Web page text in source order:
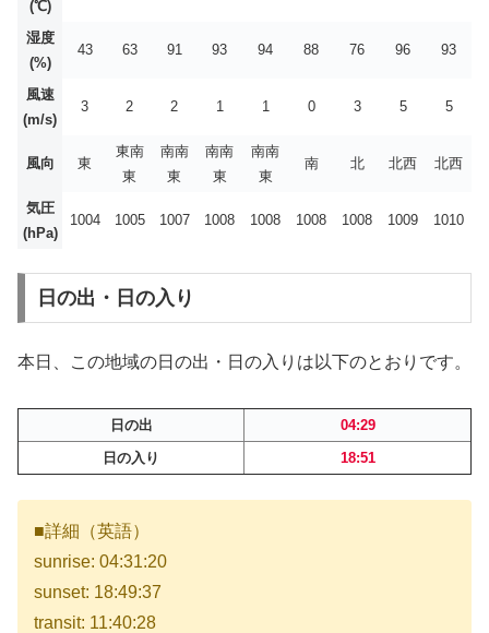
(℃)
湿度
(%)
43 63 91 93 94 88 76 96 93
風速
(m/s)
3 2 2 1 1 0 3 5 5
風向 東
東南
東
南南
東
南南
東
南南
東
南 北 北西 北西
気圧
(hPa)
1004 1005 1007 1008 1008 1008 1008 1009 1010
日の出・日の入り
本日、この地域の日の出・日の入りは以下のとおりです。
日の出
04:29
日の入り
18:51
■詳細（英語）
sunrise: 04:31:20
sunset: 18:49:37
transit: 11:40:28